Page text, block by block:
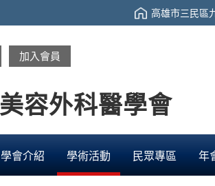
高雄市三民區
加入會員
學會介紹 學術活動 民眾專區 年